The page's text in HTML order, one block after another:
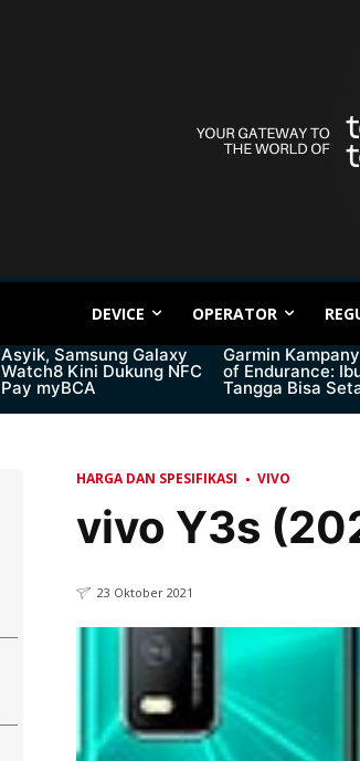
DEVICE OPERATOR
Asyik, Samsung Galaxy
Watch8 Kini Dukung NFC
Pay myBCA
Garmin
of Endurance:
Tangga Bisa
HARGA DAN SPESIFIKASI VIVO
vivo Y3s
23 Oktober 2021